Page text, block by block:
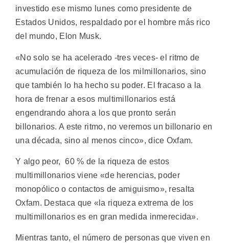
investido ese mismo lunes como presidente de
Estados Unidos, respaldado por el hombre más rico
del mundo, Elon Musk.
«No solo se ha acelerado -tres veces- el ritmo de
acumulación de riqueza de los milmillonarios, sino
que también lo ha hecho su poder. El fracaso a la
hora de frenar a esos multimillonarios está
engendrando ahora a los que pronto serán
billonarios. A este ritmo, no veremos un billonario en
una década, sino al menos cinco», dice Oxfam.
Y algo peor, 60 % de la riqueza de estos
multimillonarios viene «de herencias, poder
monopólico o contactos de amiguismo», resalta
Oxfam. Destaca que «la riqueza extrema de los
multimillonarios es en gran medida inmerecida».
Mientras tanto, el número de personas que viven en